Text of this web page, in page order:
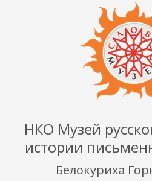
НКО Музей
истории
Белокуриха